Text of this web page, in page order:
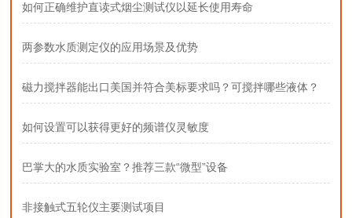
如何正确维护直读式烟尘测试仪以延长使用寿命
两参数水质测定仪的应用场景及优势
磁力搅拌器能出口美国并符合美标要求吗？可搅拌哪些液体？
如何设置可以获得更好的频谱仪灵敏度
巴掌大的水质实验室？推荐三款“微型”设备
非接触式五轮仪主要测试项目